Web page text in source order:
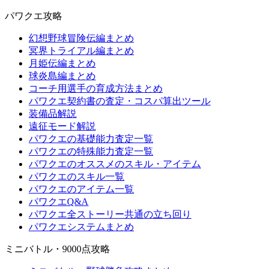
パワクエ攻略
幻想野球冒険伝編まとめ
冥界トライアル編まとめ
月姫伝編まとめ
球炎島編まとめ
コーチ用選手の育成方法まとめ
パワクエ契約書の査定・コスパ算出ツール
装備品解説
遠征モード解説
パワクエの基礎能力査定一覧
パワクエの特殊能力査定一覧
パワクエのオススメのスキル・アイテム
パワクエのスキル一覧
パワクエのアイテム一覧
パワクエQ&A
パワクエ全ストーリー共通の立ち回り
パワクエシステムまとめ
ミニバトル・9000点攻略